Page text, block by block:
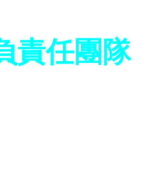
責任團隊